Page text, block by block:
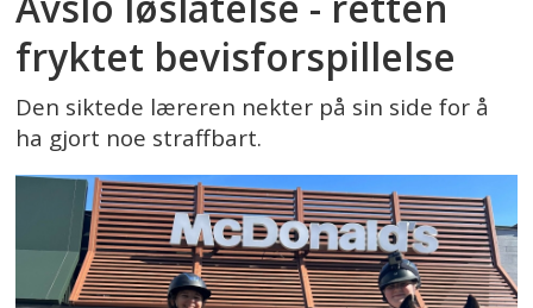
fryktet bevisforspillelse
Den siktede læreren nekter på sin side for å
ha gjort noe straffbart.